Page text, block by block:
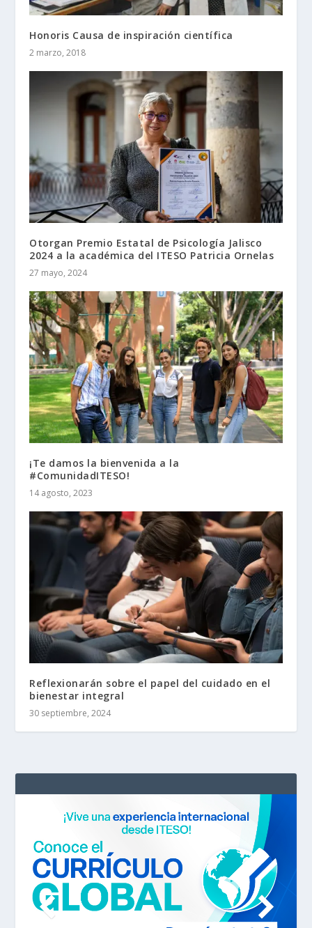
Honoris Causa de inspiración científica
2 marzo, 2018
Otorgan Premio Estatal de Psicología Jalisco
2024 a la académica del ITESO Patricia Ornelas
27 mayo, 2024
¡Te damos la bienvenida a la
#ComunidadITESO!
14 agosto, 2023
Reflexionarán sobre el papel del cuidado en el
bienestar integral
30 septiembre, 2024